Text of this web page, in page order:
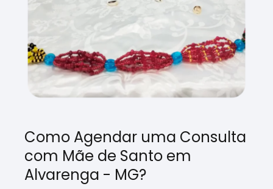
Como Agendar uma Consulta
com Mãe de Santo em
Alvarenga - MG?